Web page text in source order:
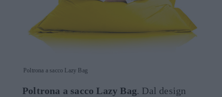
Poltrona a sacco Lazy Bag
Poltrona a sacco Lazy Bag. Dal design